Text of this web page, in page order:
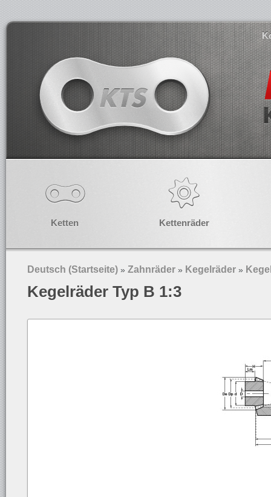
Ketten Kettenräder
Deutsch (Startseite) » Zahnräder » Kegelräder »
Kegelräder Typ B 1:3